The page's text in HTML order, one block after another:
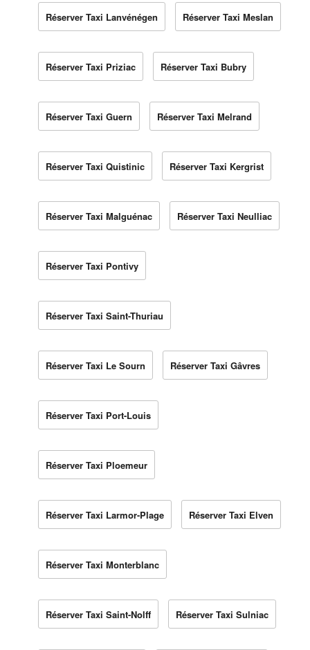
Réserver Taxi Lanvénégen Réserver Taxi Meslan
Réserver Taxi Priziac Réserver Taxi Bubry
Réserver Taxi Guern Réserver Taxi Melrand
Réserver Taxi Quistinic Réserver Taxi Kergrist
Réserver Taxi Malguénac Réserver Taxi Neulliac
Réserver Taxi Pontivy
Réserver Taxi Saint-Thuriau
Réserver Taxi Le Sourn Réserver Taxi Gâvres
Réserver Taxi Port-Louis
Réserver Taxi Ploemeur
Réserver Taxi Larmor-Plage Réserver Taxi Elven
Réserver Taxi Monterblanc
Réserver Taxi Saint-Nolff Réserver Taxi Sulniac